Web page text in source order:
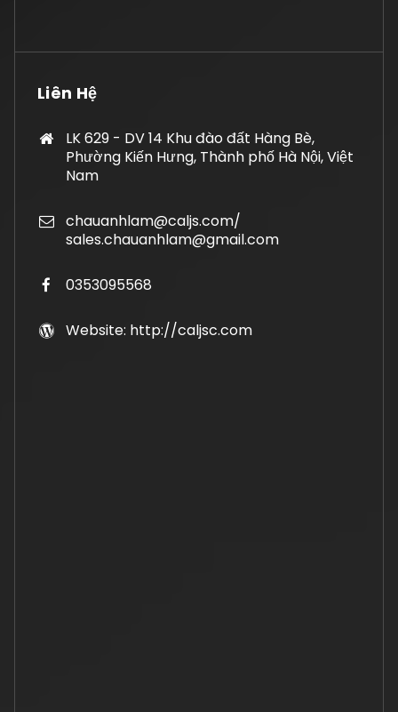
Liên Hệ
LK 629 - DV 14 Khu đào đất Hàng Bè,
Phường Kiến Hưng, Thành phố Hà Nội, Việt
Nam
chauanhlam@caljs.com/
sales.chauanhlam@gmail.com
0353095568
Website: http://caljsc.com